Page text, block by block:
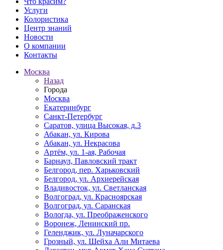
Услуги
Колористика
Центр знаний
Новости
О компании
Контакты
Москва
Назад
Города
Москва
Екатеринбург
Санкт-Петербург
Саратов, улица Высокая, д.3
Абакан, ул. Кирова
Абакан, ул. Некрасова
Артём, ул. 1-ая, Рабочая
Барнаул, Павловский тракт
Белгород, пер. Харьковский
Белгород, ул. Архиерейская
Владивосток, ул. Светланская
Волгоград, ул. Красноярская
Волгоград, ул. Саранская
Вологда, ул. Преображенского
Воронеж, Ленинский пр.
Геленджик, ул. Луначарского
Грозный, ул. Шейха Али Митаева